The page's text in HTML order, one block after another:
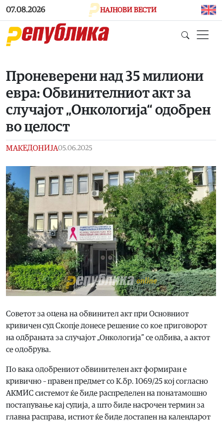
Skip to main content
07.08.2026 НАЈНОВИ ВЕСТИ
Проневерени над 35 милиони
евра: Обвинителниот акт за
случајот „Онкологија“ одобрен
во целост
МАКЕДОНИЈА05.06.2025
Советот за оцена на обвинител акт при Основниот
кривичен суд Скопје донесе решение со кое приговорот
на одбраната за случајот „Онкологија” се одбива, а актот
се одобрува.
По вака одобрениот обвинителен акт формиран е
кривично – правен предмет со К.бр. 1069/25 кој согласно
АКМИС системот ќе биде распределен на понатамошно
постапување кај судија, а што биде насрочен термин за
главна расправа, истиот ќе биде достапен на календарот